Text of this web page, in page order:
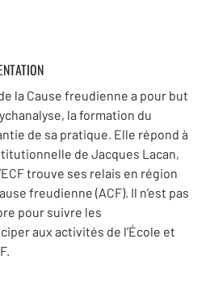
la Cause freudienne a pour but
la formation du
de sa pratique. Elle répond à
de Jacques Lacan,
trouve ses relais en région
freudienne (ACF). Il n’est pas
pour suivre les
aux activités de l’École et